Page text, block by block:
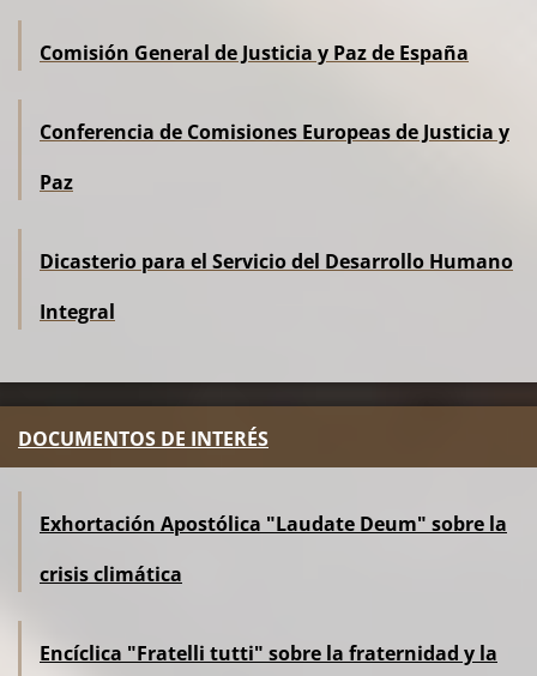
Comisión General de Justicia y Paz de España
Conferencia de Comisiones Europeas de Justicia y
Paz
Dicasterio para el Servicio del Desarrollo Humano
Integral
DOCUMENTOS DE INTERÉS
Exhortación Apostólica "Laudate Deum" sobre la
crisis climática
Encíclica "Fratelli tutti" sobre la fraternidad y la